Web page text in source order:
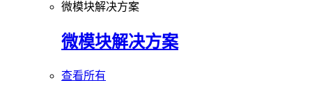
微模块解决方案
微模块解决方案
查看所有